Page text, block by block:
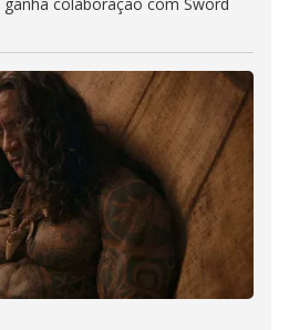
colaboração com Sword